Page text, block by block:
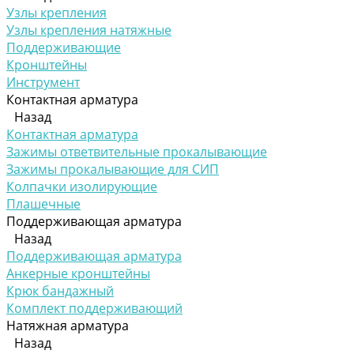
Узлы крепления
Узлы крепления натяжные
Поддерживающие
Кронштейны
Инструмент
Контактная арматура
Назад
Контактная арматура
Зажимы ответвительные прокалывающие
Зажимы прокалывающие для СИП
Колпачки изолирующие
Плашечные
Поддерживающая арматура
Назад
Поддерживающая арматура
Анкерные кронштейны
Крюк бандажный
Комплект поддерживающий
Натяжная арматура
Назад